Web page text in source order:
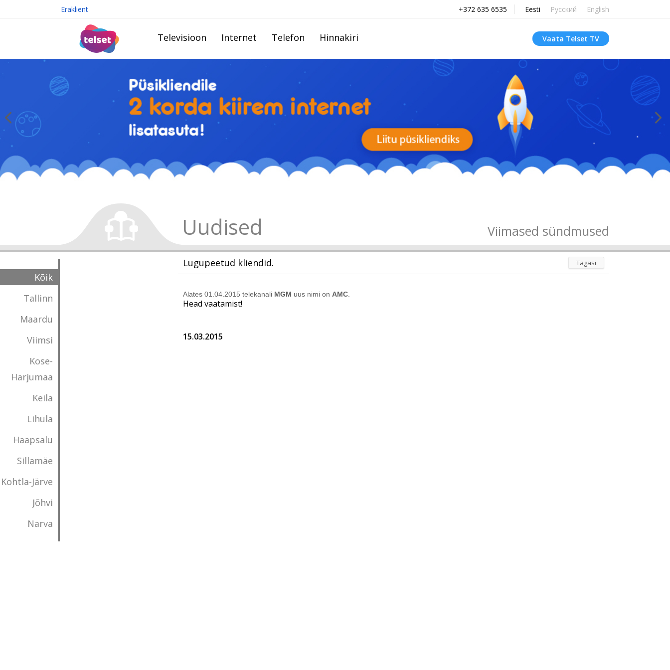
Eraklient +372 635 6535 Eesti Русский English
Televisioon Internet Telefon Hinnakiri Vaata Telset TV
Uudised Viimased sündmused
Kõik
Tallinn
Maardu
Viimsi
Kose-
Harjumaa
Keila
Lihula
Haapsalu
Sillamäe
Kohtla-Järve
Jõhvi
Narva
Lugupeetud kliendid. Tagasi
Alates 01.04.2015 telekanali MGM uus nimi on AMC
Head vaatamist!
15.03.2015